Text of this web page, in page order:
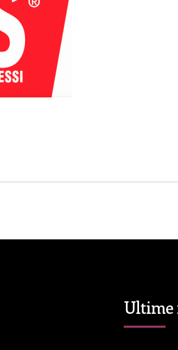
Ultime